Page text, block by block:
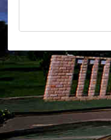
區塊
補充內容區塊